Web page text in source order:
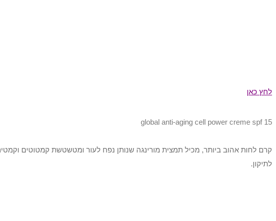
לחץ כאן
global anti-aging cell power creme spf 15
קרם לחות אהוב ביותר, מכיל תמצית מורינגה שנותן נפח לעור ומטשטשת קמטוטים
לתיקון.